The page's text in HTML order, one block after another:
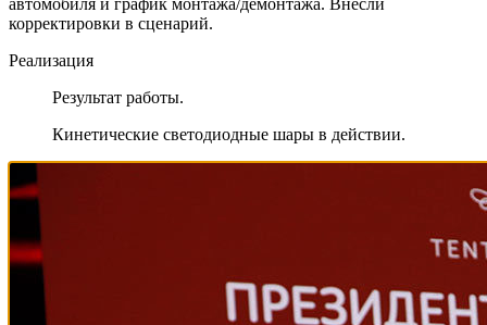
корректировки в сценарий.
Реализация
Результат работы.
Кинетические светодиодные шары в действии.